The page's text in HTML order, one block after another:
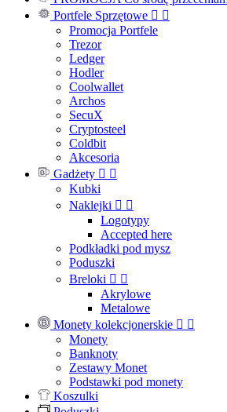
Portfele Sprzętowe  
Promocja Portfele
Trezor
Ledger
Hodler
Coolwallet
Archos
SecuX
Cryptosteel
Coldbit
Akcesoria
Gadżety  
Kubki
Naklejki  
Logotypy
Accepted here
Podkładki pod mysz
Poduszki
Breloki  
Akrylowe
Metalowe
Monety kolekcjonerskie  
Monety
Banknoty
Zestawy Monet
Podstawki pod monety
Koszulki